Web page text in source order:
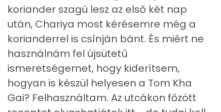
koriander szagú lesz az első két nap
után, Chariya most kérésemre még a
korianderrel is csínján bánt. És miért ne
használnám fel újsütetű
ismeretségemet, hogy kiderítsem,
hogyan is készül helyesen a Tom Kha
Gai? Felhasználtam. Az utcákon főzött